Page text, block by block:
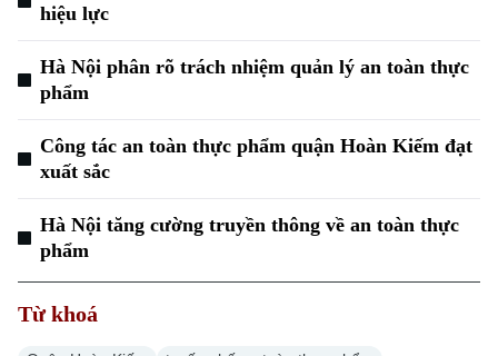
hiệu lực
Hà Nội phân rõ trách nhiệm quản lý an toàn thực
phẩm
Công tác an toàn thực phẩm quận Hoàn Kiếm đạt
xuất sắc
Hà Nội tăng cường truyền thông về an toàn thực
phẩm
Từ khoá